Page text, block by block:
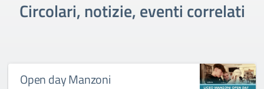
Circolari, notizie, eventi correlati
Open day Manzoni